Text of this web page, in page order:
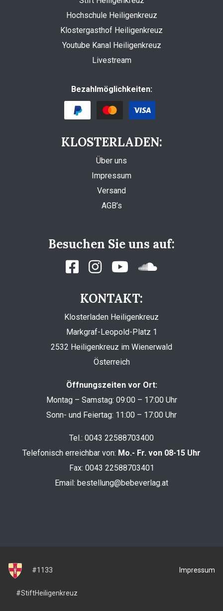
Hochschule Heiligenkreuz
Klostergasthof Heiligenkreuz
Youtube Kanal Heiligenkreuz
Livestream
Bezahlmöglichkeiten:
KLOSTERLADEN:
Über uns
Impressum
Versand
AGB’s
Besuchen Sie uns auf:
KONTAKT:
Klosterladen Heiligenkreuz
Markgraf-Leopold-Platz 1
2532 Heiligenkreuz im Wienerwald
Österreich
Öffnungszeiten vor Ort:
Montag – Samstag: 09:00 – 17:00 Uhr
Sonn- und Feiertag: 11:00 – 17:00 Uhr
Tel.: 0043 22588703400
Telefonisch erreichbar von: Mo.- Fr. von 08-15 Uhr
Fax: 0043 22588703401
Email: bestellung@bebeverlag.at
#1133
#StiftHeiligenkreuz
Impressum